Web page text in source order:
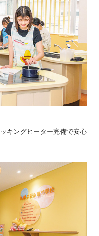
キングヒーター完備で安心